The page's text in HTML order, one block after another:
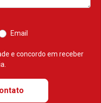
Email
e concordo em receber